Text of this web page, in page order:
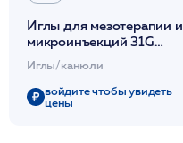
Иглы для мезотерапии и
микроинъекций 31G
0,25*12мм 1шт /БСК
Иглы/канюли
войдите чтобы увидеть
цены